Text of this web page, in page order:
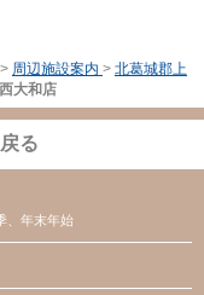
> 周辺施設案内 > 北葛城郡上
大和店
る
、年末年始